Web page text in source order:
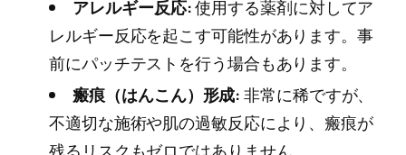
アレルギー反応:使用する薬剤に対してア
レルギー反応を起こす可能性があります。事
前にパッチテストを行う場合もあります。
瘢痕（はんこん）形成:非常に稀ですが、
不適切な施術や肌の過敏反応により、瘢痕が